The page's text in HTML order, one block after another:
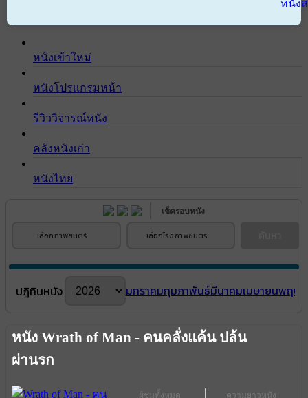
หนัง
หนังเข้าใหม่
หนังโปรแกรมหน้า
รีวิววิจารณ์หนัง
คลังหนังเก่า
หนังไทย
เช็ครอบหนัง
เลือกภาพยนตร์ เลือกโรงภาพยนตร์
ปฎิทินหนัง มกราคมกุมภาพันธ์มีนาคมเมษายนพฤษ
ผู้ชมทั้งหมด ความยาวหนัง
หนัง Wrath of Man - คนคลั่งแค้น ปล้น
ผ่านรก